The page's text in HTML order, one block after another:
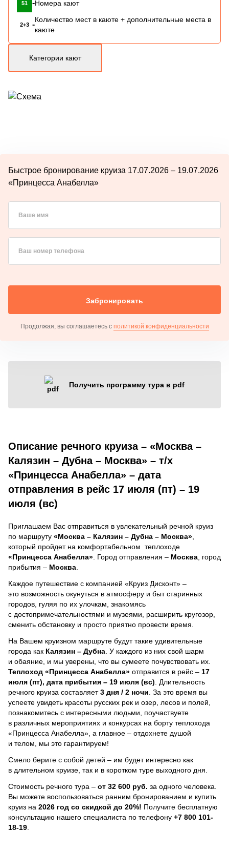
51 -Номера кают
2+3 -
Количество мест в каюте + дополнительные места в
каюте
Категории кают
Быстрое бронирование круиза 17.07.2026 – 19.07.2026
«Принцесса Анабелла»
Ваше имя
Ваш номер телефона
Забронировать
Продолжая, вы соглашаетесь с политикой конфиденциальности
Получить программу тура в pdf
Описание речного круиза – «Москва –
Калязин – Дубна – Москва» – т/х
«Принцесса Анабелла» – дата
отправления в рейс 17 июля (пт) – 19
июля (вс)
Приглашаем Вас отправиться в увлекательный речной круиз
по маршруту «Москва – Калязин – Дубна – Москва»
который пройдет на комфортабельном теплоходе
«Принцесса Анабелла» . Город отправления – Москва , город
прибытия – Москва
Каждое путешествие с компанией «Круиз Дисконт» –
это возможность окунуться в атмосферу и быт старинных
городов, гуляя по их улочкам, знакомясь
с достопримечательностями и музеями, расширить кругозор,
сменить обстановку и просто приятно провести время.
На Вашем круизном маршруте будут такие удивительные
города как Калязин – Дубна . У каждого из них свой шарм
и обаяние, и мы уверены, что вы сумеете почувствовать их.
Теплоход «Принцесса Анабелла» отправится в рейс – 17
июля (пт), дата прибытия – 19 июля (вс) . Длительность
речного круиза составляет3 дня / 2 ночи За это время вы
успеете увидеть красоты русских рек и озер, лесов и полей,
познакомитесь с интересными людьми, поучаствуете
в различных мероприятиях и конкурсах на борту теплохода
«Принцесса Анабелла», а главное – отдохнете душой
и телом, мы это гарантируем!
Смело берите с собой детей – им будет интересно как
в длительном круизе, так и в коротком туре выходного дня.
Стоимость речного тура – от 32 600 руб. за одного человека.
Вы можете воспользоваться ранним бронированием и купить
круиз на 2026 год со скидкой до 20%! Получите бесплатную
консультацию нашего специалиста по телефону +7 800 101-
18-19